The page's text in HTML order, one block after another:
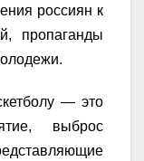
россиян к
пропаганды
— это
выброс